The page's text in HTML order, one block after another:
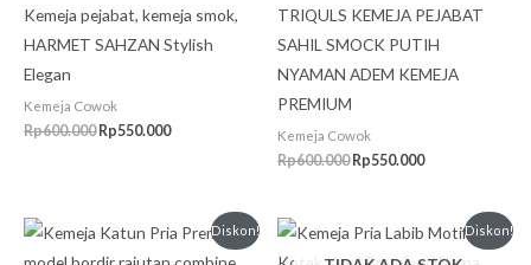
Kemeja pejabat, kemeja smok,
HARMET SAHZAN Stylish
Elegan
Kemeja Cowok
Rp600.000 Rp550.000
TRIQULS KEMEJA PEJABAT
SAHIL SMOCK PUTIH
NYAMAN ADEM KEMEJA
PREMIUM
Kemeja Cowok
Rp600.000 Rp550.000
Diskon!
Harga
aslinya
Harga
saat
Diskon!
Harga
aslinya
Harga
saat